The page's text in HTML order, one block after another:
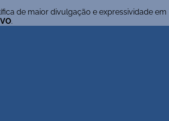
de maior divulgação e expressividade em
VO.